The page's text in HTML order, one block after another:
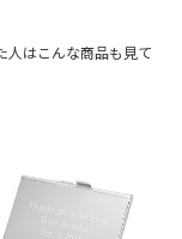
人はこんな商品も見て